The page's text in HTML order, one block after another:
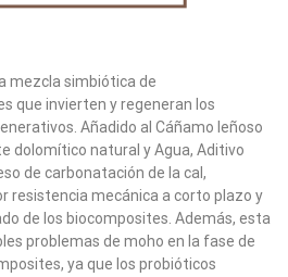
mezcla simbiótica de
que invierten y regeneran los
Añadido al Cáñamo leñoso
dolomítico natural y Agua, Aditivo
de carbonatación de la cal,
resistencia mecánica a corto plazo y
de los biocomposites. Además, esta
problemas de moho en la fase de
ya que los probióticos